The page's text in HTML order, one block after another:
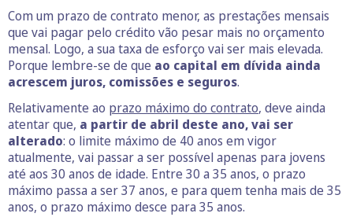
Com um prazo de contrato menor, as prestações mensais
que vai pagar pelo crédito vão pesar mais no orçamento
mensal. Logo, a sua taxa de esforço vai ser mais elevada.
Porque lembre-se de que ao capital em dívida ainda
acrescem juros, comissões e seguros.
Relativamente ao prazo máximo do contrato, deve ainda
atentar que, a partir de abril deste ano, vai ser
alterado: o limite máximo de 40 anos em vigor
atualmente, vai passar a ser possível apenas para jovens
até aos 30 anos de idade. Entre 30 a 35 anos, o prazo
máximo passa a ser 37 anos, e para quem tenha mais de 35
anos, o prazo máximo desce para 35 anos.